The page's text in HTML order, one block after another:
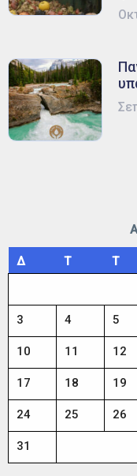
Δ Τ Τ
3 4 5
10 11 12
17 18 19
24 25 26
31